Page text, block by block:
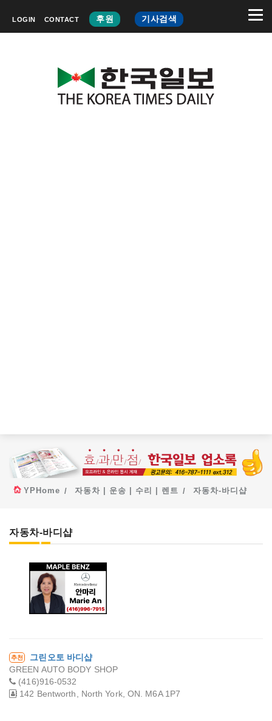
LOGIN CONTACT 후원 기사검색
YPHome 자동차 | 운송 | 수리 | 렌트 자동차-바디샵
자동차-바디샵
리
추천
그린오토 바디샵
GREEN AUTO BODY SHOP
(416)916-0532
142 Bentworth, North York, ON. M6A 1P7